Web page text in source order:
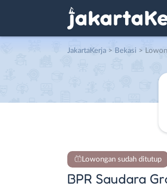
JakartaKerja > Bekasi > Lowongan
Lowongan sudah ditutup
BPR Saudara